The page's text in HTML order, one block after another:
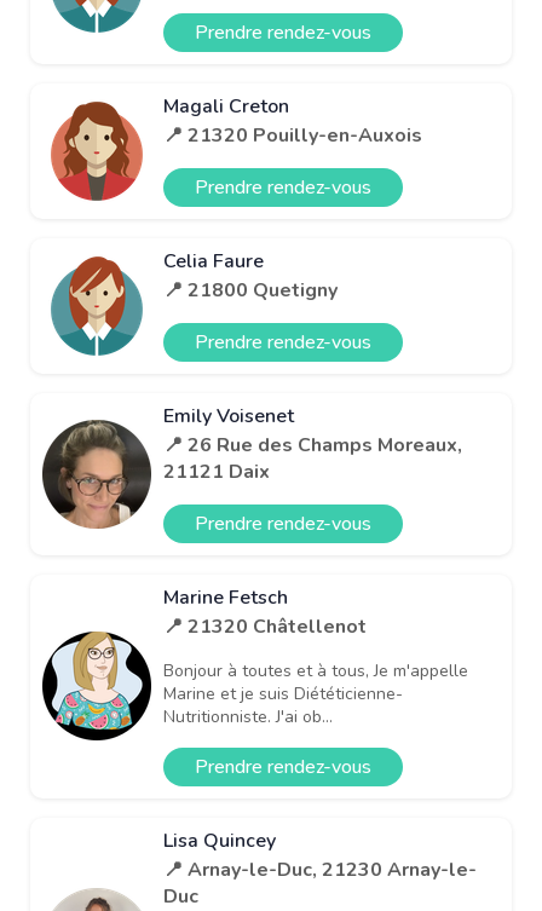
Prendre rendez-vous
Magali Creton
📍 21320 Pouilly-en-Auxois
Prendre rendez-vous
Celia Faure
📍 21800 Quetigny
Prendre rendez-vous
Emily Voisenet
📍 26 Rue des Champs Moreaux,
21121 Daix
Prendre rendez-vous
Marine Fetsch
📍 21320 Châtellenot
Bonjour à toutes et à tous, Je m'appelle
Marine et je suis Diététicienne-
Nutritionniste. J'ai ob...
Prendre rendez-vous
Lisa Quincey
📍 Arnay-le-Duc, 21230 Arnay-le-
Duc